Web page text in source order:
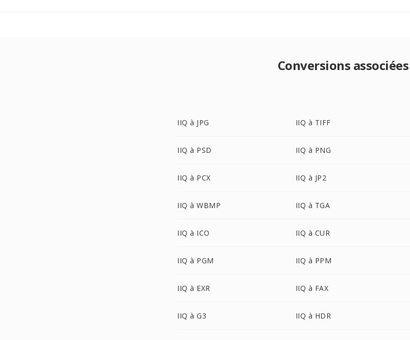
Conversions associées
IIQ à JPG IIQ à TIFF
IIQ à PSD IIQ à PNG
IIQ à PCX IIQ à JP2
IIQ à WBMP IIQ à TGA
IIQ à ICO IIQ à CUR
IIQ à PGM IIQ à PPM
IIQ à EXR IIQ à FAX
IIQ à G3 IIQ à HDR